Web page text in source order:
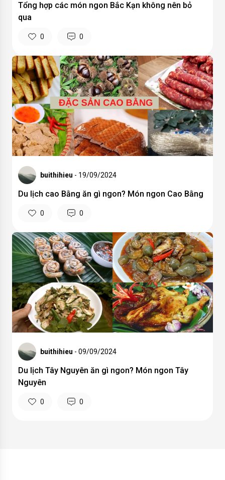
Tổng hợp các món ngon Bắc Kạn không nên bỏ
qua
0 0
buithihieu - 19/09/2024
Du lịch cao Bằng ăn gì ngon? Món ngon Cao Bằng
0 0
buithihieu - 09/09/2024
Du lịch Tây Nguyên ăn gì ngon? Món ngon Tây
Nguyên
0 0